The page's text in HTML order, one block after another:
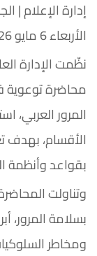
إدارة الإعلام |
الأربعاء 6 مايو 2026م
نظّمت الإدارة
محاضرة توعوية
المرور
الأقسام، بهدف
بقواعد وأنظمة
وتناولت
بسلامة المرور،
ومخاطر